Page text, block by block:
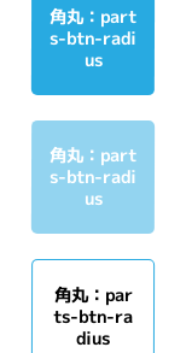
角丸：part
s-btn-radi
us
角丸：part
s-btn-radi
us
角丸：par
ts-btn-ra
dius